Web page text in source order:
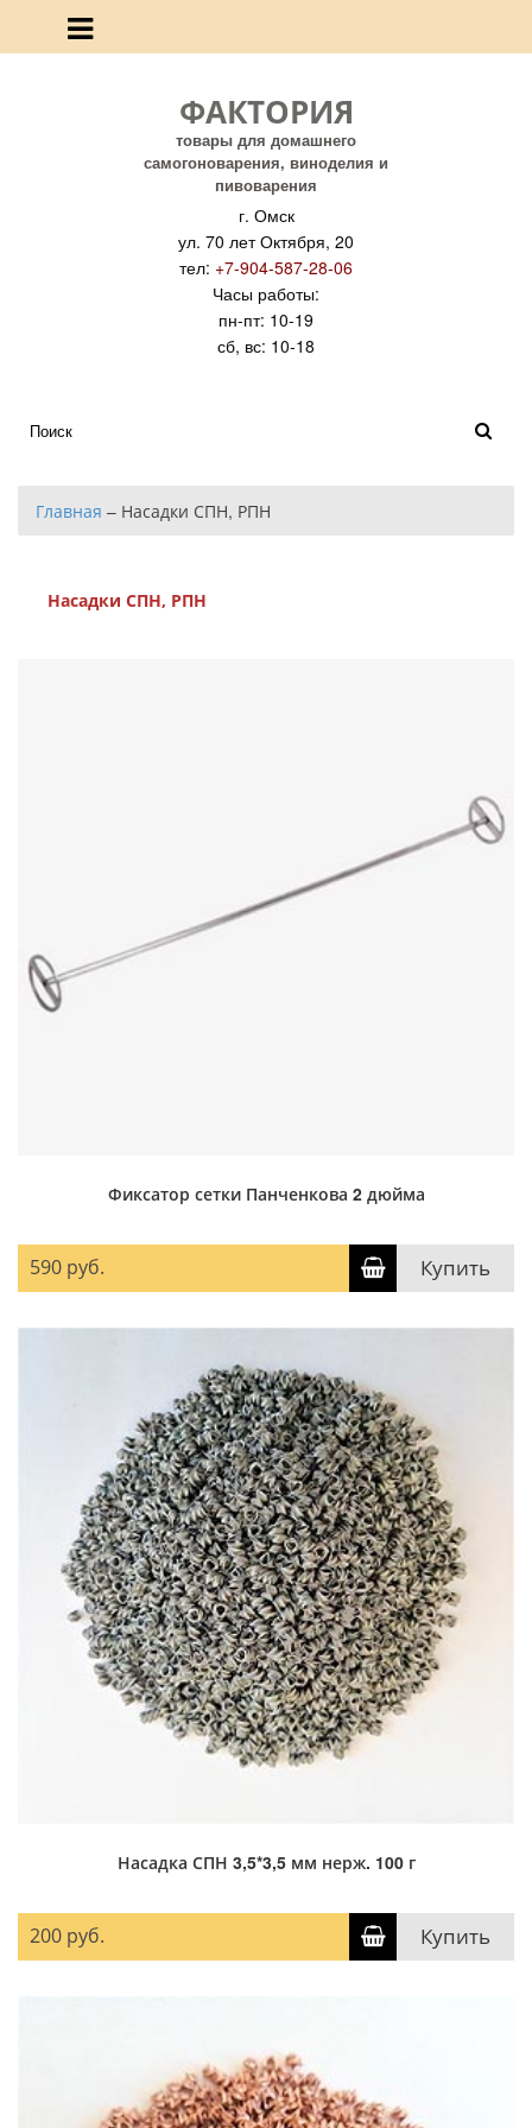
ФАКТОРИЯ
товары для домашнего
самогоноварения, виноделия и
пивоварения
г. Омск
ул. 70 лет Октября, 20
тел: +7-904-587-28-06
Часы работы:
пн-пт: 10-19
сб, вс: 10-18
Главная – Насадки СПН, РПН
Насадки СПН, РПН
Фиксатор сетки Панченкова 2 дюйма
590 руб. Купить
Насадка СПН 3,5*3,5 мм нерж. 100 г
200 руб. Купить